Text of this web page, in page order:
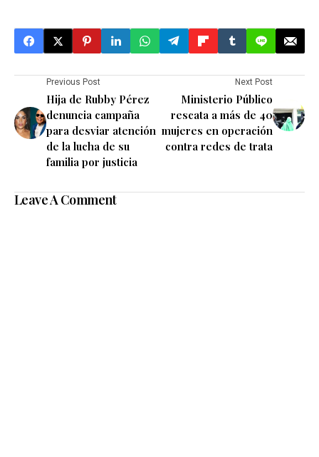
Previous Post
Hija de Rubby Pérez
denuncia campaña
para desviar atención
de la lucha de su
familia por justicia
Next Post
Ministerio Público
rescata a más de 40
mujeres en operación
contra redes de trata
Leave A Comment